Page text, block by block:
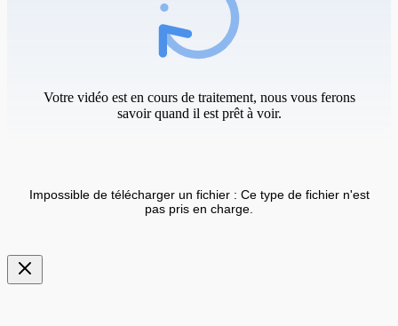
Votre vidéo est en cours de traitement, nous vous ferons
savoir quand il est prêt à voir.
Impossible de télécharger un fichier : Ce type de fichier n'est
pas pris en charge.